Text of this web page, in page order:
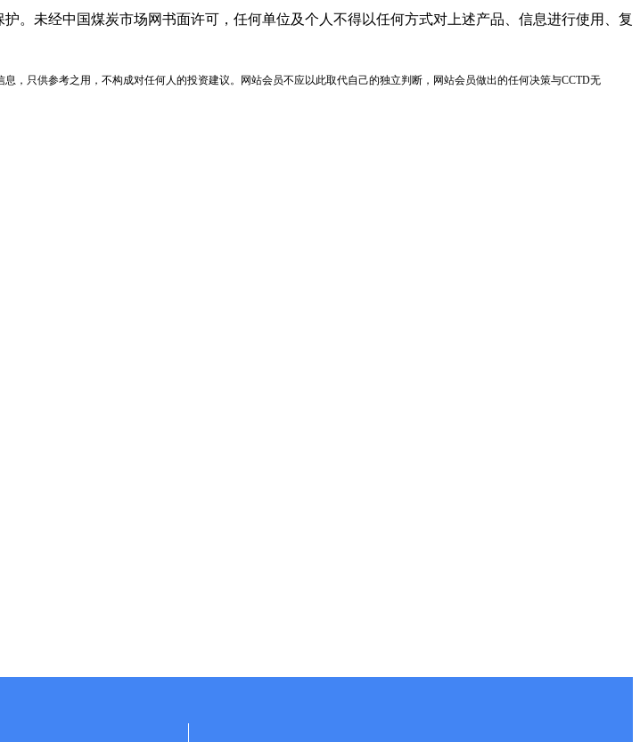
。未经中国煤炭市场网书面许可，任何单位及个人不得以任何方式对上述产品、信息进行使用、复
，只供参考之用，不构成对任何人的投资建议。网站会员不应以此取代自己的独立判断，网站会员做出的任何决策与CCTD无